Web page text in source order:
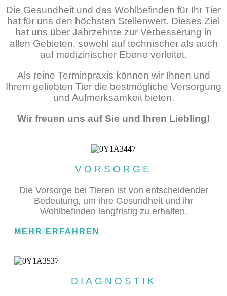
Die Gesundheit und das Wohlbefinden für Ihr Tier
hat für uns den höchsten Stellenwert. Dieses Ziel
hat uns über Jahrzehnte zur Verbesserung in
allen Gebieten, sowohl auf technischer als auch
auf medizinischer Ebene verleitet.
Als reine Terminpraxis können wir Ihnen und
Ihrem geliebten Tier die bestmögliche Versorgung
und Aufmerksamkeit bieten.
Wir freuen uns auf Sie und Ihren Liebling!
VORSORGE
Die Vorsorge bei Tieren ist von entscheidender
Bedeutung, um ihre Gesundheit und ihr
Wohlbefinden langfristig zu erhalten.
MEHR ERFAHREN
DIAGNOSTIK